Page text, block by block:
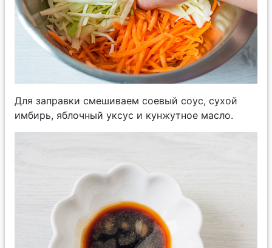
Для заправки смешиваем соевый соус, сухой
имбирь, яблочный уксус и кунжутное масло.